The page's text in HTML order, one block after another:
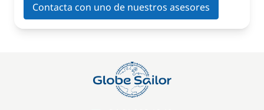
Contacta con uno de nuestros asesores